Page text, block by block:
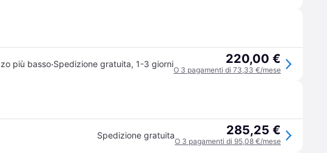
più basso·Spedizione gratuita, 1-3 giorni 220,00 €
O 3 pagamenti di 73,33 €/mese
Spedizione gratuita 285,25 €
O 3 pagamenti di 95,08 €/mese